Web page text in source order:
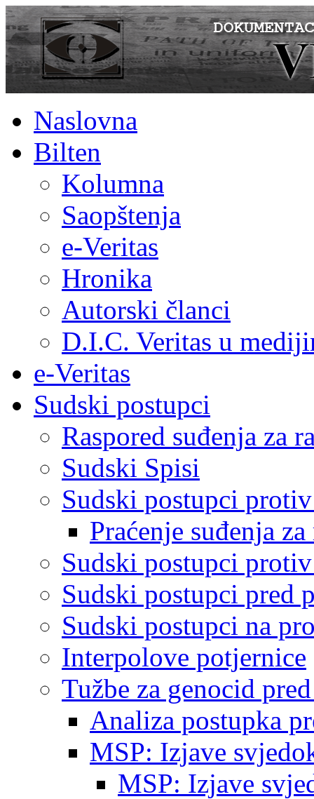
Naslovna
Bilten
Kolumna
Saopštenja
e-Veritas
Hronika
Autorski članci
D.I.C. Veritas u
e-Veritas
Sudski postupci
Raspored suđenja za
Sudski Spisi
Sudski postupci
Praćenje suđenja
Sudski postupci
Sudski postupci pred
Sudski postupci na
Interpolove potjernice
Tužbe za genocid
Analiza postupka
MSP: Izjave
MSP: Izjave